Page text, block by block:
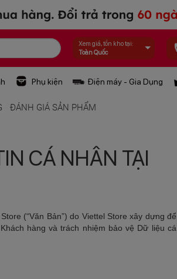
Xem giá, tồn kho tại:
Toàn Quốc
Phụ kiện Điện máy - Gia Dụng
ĐÁNH GIÁ SẢN PHẨM
CÁ NHÂN TẠI
(“Văn Bản”) do Viettel Store xây dựng để
hàng và trách nhiệm bảo vệ Dữ liệu cá